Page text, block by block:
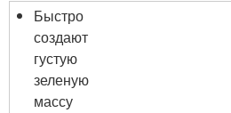
Быстро
создают
густую
зеленую
массу